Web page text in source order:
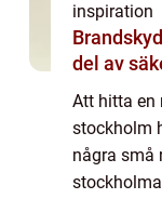
inspiration
del av
Att hitta en
stockholm
några små